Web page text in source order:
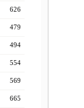
626
479
494
554
569
665